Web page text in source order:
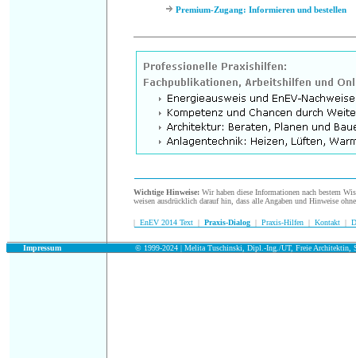
Premium-Zugang: Informieren und bestellen
Wichtige Hinweise: Wir haben diese Informationen nach bestem
weisen ausdrücklich darauf hin, dass alle Angaben und Hinweise
| EnEV 2014 Text | Praxis-Dialog | Praxis-Hilfen | Kontakt |
Impressum © 1999-2024 | Melita Tuschinski, Dipl.-Ing./UT, Freie Architektin,